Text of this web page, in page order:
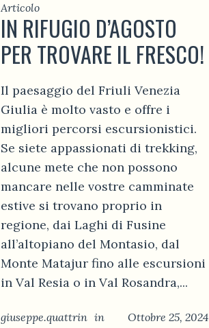
Articolo
IN RIFUGIO D’AGOSTO
PER TROVARE IL FRESCO!
Il paesaggio del Friuli Venezia
Giulia è molto vasto e offre i
migliori percorsi escursionistici.
Se siete appassionati di trekking,
alcune mete che non possono
mancare nelle vostre camminate
estive si trovano proprio in
regione, dai Laghi di Fusine
all’altopiano del Montasio, dal
Monte Matajur fino alle escursioni
in Val Resia o in Val Rosandra,...
Ottobre 25, 2024
giuseppe.quattrin in